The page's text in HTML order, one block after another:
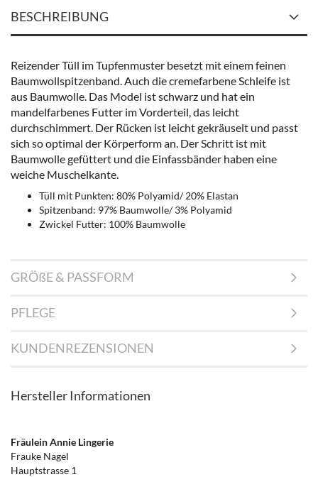
BESCHREIBUNG
Reizender Tüll im Tupfenmuster besetzt mit einem feinen
Baumwollspitzenband. Auch die cremefarbene Schleife ist
aus Baumwolle. Das Model ist schwarz und hat ein
mandelfarbenes Futter im Vorderteil, das leicht
durchschimmert. Der Rücken ist leicht gekräuselt und passt
sich so optimal der Körperform an. Der Schritt ist mit
Baumwolle gefüttert und die Einfassbänder haben eine
weiche Muschelkante.
Tüll mit Punkten: 80% Polyamid/ 20% Elastan
Spitzenband: 97% Baumwolle/ 3% Polyamid
Zwickel Futter: 100% Baumwolle
GRÖßE & PASSFORM
PFLEGE
KUNDENREZENSIONEN
Hersteller Informationen
Fräulein Annie Lingerie
Frauke Nagel
Hauptstrasse 1